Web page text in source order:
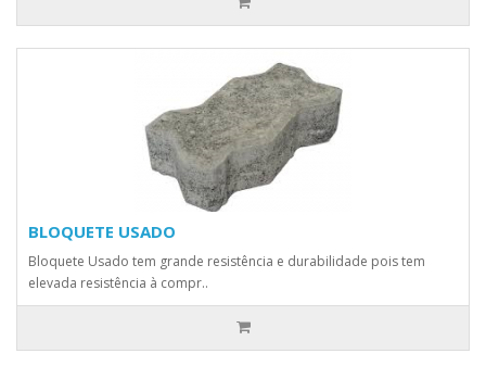
BLOQUETE USADO
Bloquete Usado tem grande resistência e durabilidade pois tem
elevada resistência à compr..